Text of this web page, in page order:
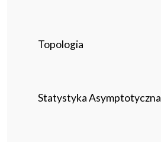
Topologia
Statystyka Asymptotyczna